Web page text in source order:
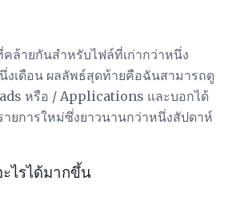
ล้ายกันสำหรับไฟล์ที่เก่ากว่าหนึ่ง
งเดือน ผลลัพธ์สุดท้ายคือฉันสามารถดู
หรือ / Applications และบอกได้
ยการใหม่ซึ่งยาวนานกว่าหนึ่งสัปดาห์
ะไรได้มากขึ้น